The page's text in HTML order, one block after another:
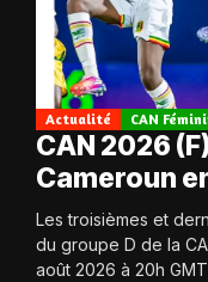
Actualité CAN
CAN 2026
Cameroun
Les troisièmes et
du groupe D de la
août 2026 à 20h